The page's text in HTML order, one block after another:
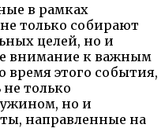
в рамках
только собирают
целей, но и
внимание к важным
этого события,
только
но и
направленные на